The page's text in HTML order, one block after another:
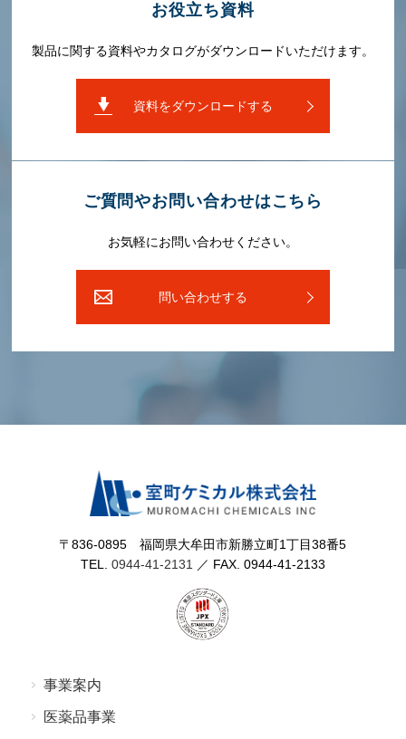
お役⽴ち資料
製品に関する資料やカタログがダウンロードいただけます。
資料をダウンロードする
ご質問やお問い合わせはこちら
お気軽にお問い合わせください。
問い合わせする
〒836-0895 福岡県⼤牟⽥市新勝⽴町1丁⽬38番5
TEL. 0944-41-2131 ／ FAX. 0944-41-2133
事業案内
医薬品事業